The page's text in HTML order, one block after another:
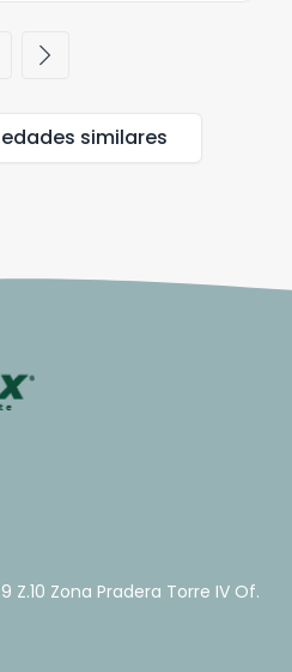
chevron_right
similares
Z.10 Zona Pradera Torre IV Of.